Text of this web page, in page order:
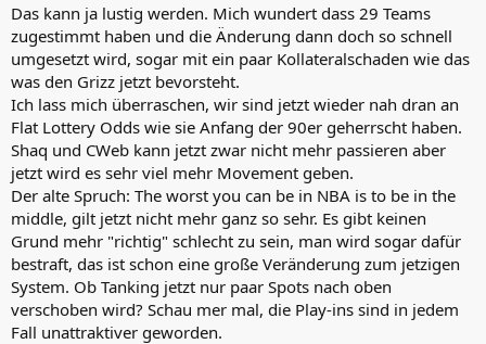
Das kann ja lustig werden. Mich wundert dass 29 Teams
zugestimmt haben und die Änderung dann doch so schnell
umgesetzt wird, sogar mit ein paar Kollateralschaden wie das
was den Grizz jetzt bevorsteht.
Ich lass mich überraschen, wir sind jetzt wieder nah dran an
Flat Lottery Odds wie sie Anfang der 90er geherrscht haben.
Shaq und CWeb kann jetzt zwar nicht mehr passieren aber
jetzt wird es sehr viel mehr Movement geben.
Der alte Spruch: The worst you can be in NBA is to be in the
middle, gilt jetzt nicht mehr ganz so sehr. Es gibt keinen
Grund mehr "richtig" schlecht zu sein, man wird sogar dafür
bestraft, das ist schon eine große Veränderung zum jetzigen
System. Ob Tanking jetzt nur paar Spots nach oben
verschoben wird? Schau mer mal, die Play-ins sind in jedem
Fall unattraktiver geworden.